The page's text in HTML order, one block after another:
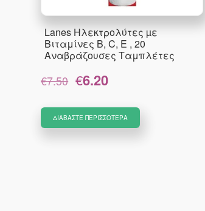
Lanes Ηλεκτρολύτες µε
Βιταμίνες B, C, E , 20
Αναβράζουσες Ταμπλέτες
€7.50
Original
price
€6.20
είναι:
€6.20.
ΔΙΑΒΆΣΤΕ ΠΕΡΙΣΣΌΤΕΡΑ